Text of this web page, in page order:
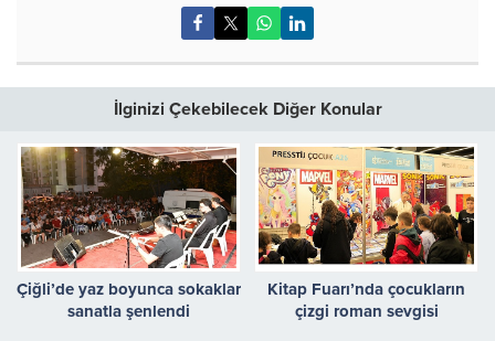
İlginizi Çekebilecek Diğer Konular
Çiğli’de yaz boyunca sokaklar
sanatla şenlendi
Kitap Fuarı’nda çocukların
çizgi roman sevgisi